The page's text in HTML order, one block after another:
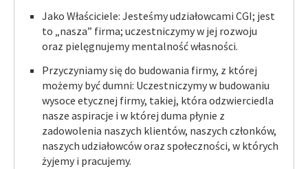
Jako Właściciele: Jesteśmy udziałowcami CGI; jest
to „nasza” firma; uczestniczymy w jej rozwoju
oraz pielęgnujemy mentalność własności.
Przyczyniamy się do budowania firmy, z której
możemy być dumni: Uczestniczymy w budowaniu
wysoce etycznej firmy, takiej, która odzwierciedla
nasze aspiracje i w której duma płynie z
zadowolenia naszych klientów, naszych członków,
naszych udziałowców oraz społeczności, w których
żyjemy i pracujemy.